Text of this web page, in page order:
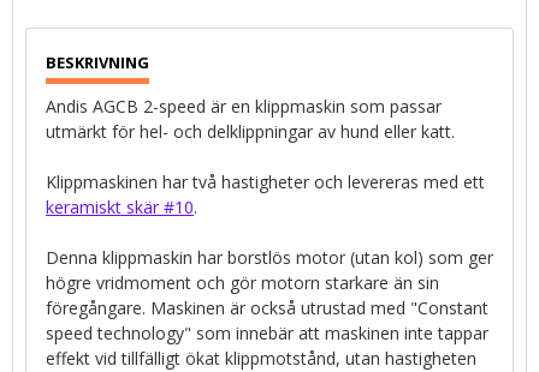
Andis AGCB 2-speed är en klippmaskin som passar
utmärkt för hel- och delklippningar av hund eller katt.
Klippmaskinen har två hastigheter och levereras med ett
keramiskt skär #10.
Denna klippmaskin har borstlös motor (utan kol) som ger
högre vridmoment och gör motorn starkare än sin
föregångare. Maskinen är också utrustad med "Constant
speed technology" som innebär att maskinen inte tappar
effekt vid tillfälligt ökat klippmotstånd, utan hastigheten